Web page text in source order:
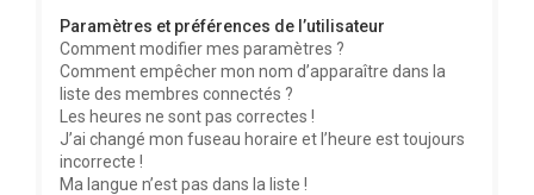
Paramètres et préférences de l’utilisateur
Comment modifier mes paramètres ?
Comment empêcher mon nom d’apparaître dans la
liste des membres connectés ?
Les heures ne sont pas correctes !
J’ai changé mon fuseau horaire et l’heure est toujours
incorrecte !
Ma langue n’est pas dans la liste !